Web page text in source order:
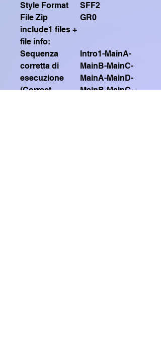
Style Format
SFF2
File Zip
include1 files +
file info:
GR0
Sequenza
corretta di
esecuzione
(Correct
Intro1-MainA-
MainB-MainC-
MainA-MainD-
MainB-MainC-